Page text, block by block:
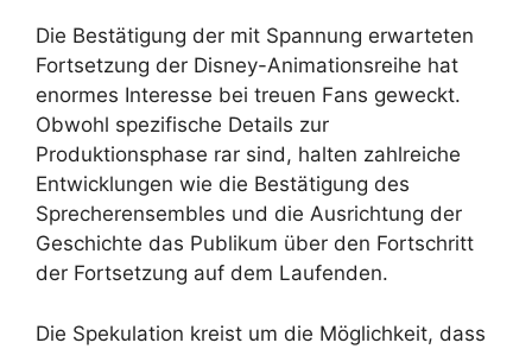
Die Bestätigung der mit Spannung erwarteten
Fortsetzung der Disney-Animationsreihe hat
enormes Interesse bei treuen Fans geweckt.
Obwohl spezifische Details zur
Produktionsphase rar sind, halten zahlreiche
Entwicklungen wie die Bestätigung des
Sprecherensembles und die Ausrichtung der
Geschichte das Publikum über den Fortschritt
der Fortsetzung auf dem Laufenden.
Die Spekulation kreist um die Möglichkeit, dass